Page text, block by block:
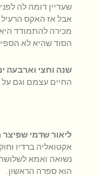
שעדיין דומה לה
אבל אז האקס
מכירה להתמודד
הסוד שהיא לא
שנה וחצי וארבעה
החיים עצמם וגם על
ליאור שדמי שפיצר
אקטואליה ברדיו ו
נשואה ואמא
הוא ספרה הראשון.